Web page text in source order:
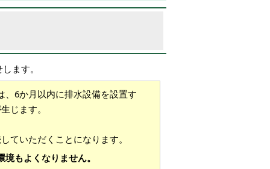
ます。
6か月以内に排水設備を設置す
じます。
ていただくことになります。
もよくなりません。